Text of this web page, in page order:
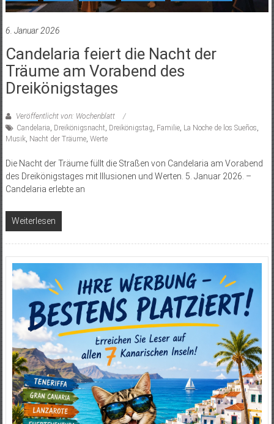
6. Januar 2026
Candelaria feiert die Nacht der
Träume am Vorabend des
Dreikönigstages
Veröffentlicht von: Wochenblatt
Candelaria, Dreikönigsnacht, Dreikönigstag, Familie, La Noche de los Sueños,
Musik, Nacht der Träume, Werte
Die Nacht der Träume füllt die Straßen von Candelaria am Vorabend
des Dreikönigstages mit Illusionen und Werten. 5. Januar 2026. –
Candelaria erlebte an
Weiterlesen